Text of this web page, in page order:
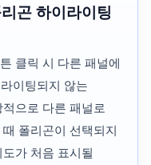
곤 하이라이팅
클릭 시 다른 패널에
이팅되지 않는
으로 다른 패널로
폴리곤이 선택되지
가 처음 표시될